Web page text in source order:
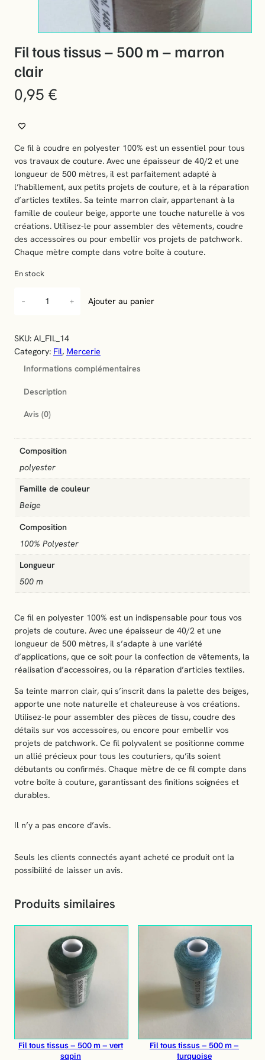
Fil tous tissus – 500 m – marron
clair
0,95 €
Ce fil à coudre en polyester 100% est un essentiel pour tous
vos travaux de couture. Avec une épaisseur de 40/2 et une
longueur de 500 mètres, il est parfaitement adapté à
l’habillement, aux petits projets de couture, et à la réparation
d’articles textiles. Sa teinte marron clair, appartenant à la
famille de couleur beige, apporte une touche naturelle à vos
créations. Utilisez-le pour assembler des vêtements, coudre
des accessoires ou pour embellir vos projets de patchwork.
Chaque mètre compte dans votre boîte à couture.
En stock
n
i
o
t
s
–
0
0
m
–
m
r
r
o
n
c
l
a
r
− + Ajouter au panier
SKU: AI_FIL_14
Category: Fil, Mercerie
Informations complémentaires
Description
Avis (0)
Composition
polyester
Famille de couleur
Beige
Composition
100% Polyester
Longueur
500 m
Ce fil en polyester 100% est un indispensable pour tous vos
projets de couture. Avec une épaisseur de 40/2 et une
longueur de 500 mètres, il s’adapte à une variété
d’applications, que ce soit pour la confection de vêtements, la
réalisation d’accessoires, ou la réparation d’articles textiles.
Sa teinte marron clair, qui s’inscrit dans la palette des beiges,
apporte une note naturelle et chaleureuse à vos créations.
Utilisez-le pour assembler des pièces de tissu, coudre des
détails sur vos accessoires, ou encore pour embellir vos
projets de patchwork. Ce fil polyvalent se positionne comme
un allié précieux pour tous les couturiers, qu’ils soient
débutants ou confirmés. Chaque mètre de ce fil compte dans
votre boîte à couture, garantissant des finitions soignées et
durables.
Il n’y a pas encore d’avis.
Seuls les clients connectés ayant acheté ce produit ont la
possibilité de laisser un avis.
Produits similaires
Fil tous tissus – 500 m – vert
sapin
Fil tous tissus – 500 m –
turquoise